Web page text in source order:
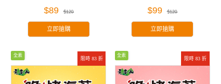
$89 $120
立即搶購
$99 $120
立即搶購
限時 83 折
全素
限時 83 折
全素